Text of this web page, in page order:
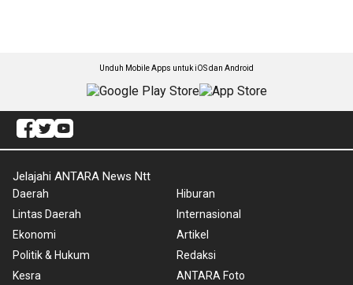
Unduh Mobile Apps untuk iOS dan Android
Jelajahi ANTARA News Ntt
Daerah
Lintas Daerah
Ekonomi
Politik & Hukum
Kesra
Hiburan
Internasional
Artikel
Redaksi
ANTARA Foto